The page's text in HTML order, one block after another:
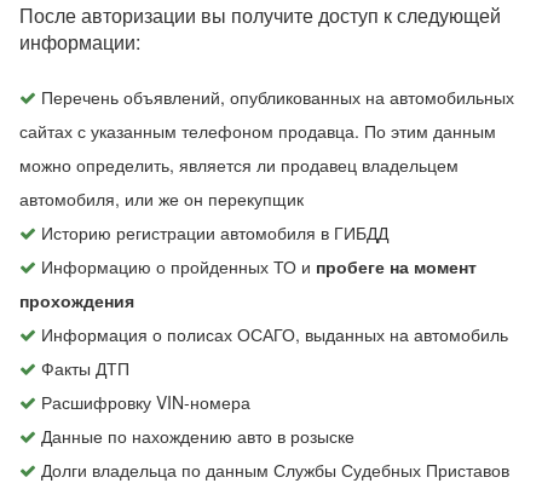
После авторизации вы получите доступ к следующей
информации:
Перечень объявлений, опубликованных на автомобильных
сайтах с указанным телефоном продавца. По этим данным
можно определить, является ли продавец владельцем
автомобиля, или же он перекупщик
Историю регистрации автомобиля в ГИБДД
Информацию о пройденных ТО и пробеге на момент
прохождения
Информация о полисах ОСАГО, выданных на автомобиль
Факты ДТП
Расшифровку VIN-номера
Данные по нахождению авто в розыске
Долги владельца по данным Службы Судебных Приставов